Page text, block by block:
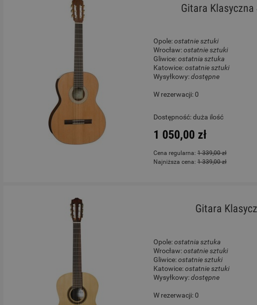
Gitara
Opole:ostatnie sztuki
Wrocław:ostatnie sztuki
Gliwice:ostatnia sztuka
Katowice:ostatnie sztuki
Wysyłkowy:dostępne
W rezerwacji: 0
Dostępność:duża ilość
1 050,00 zł
Cena regularna:1 339,00 zł
Najniższa cena:1 339,00 zł
Gitara
Opole:ostatnia sztuka
Wrocław:ostatnie sztuki
Gliwice:ostatnie sztuki
Katowice:ostatnie sztuki
Wysyłkowy:dostępne
W rezerwacji: 0